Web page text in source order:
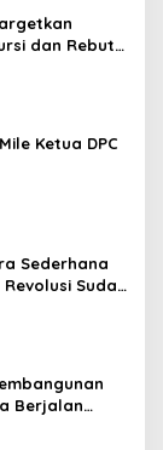
dan Rebut
Ketua DPC
Sederhana
Revolusi Sudah
Berjalan